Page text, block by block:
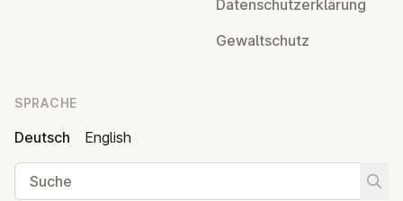
Da­ten­schutz­er­klä­rung
Ge­walt­schutz
SPRACHE
Deutsch
English
Suche